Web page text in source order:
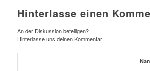
Hinterlasse einen
An der Diskussion beteiligen?
Hinterlasse uns deinen Kommentar!